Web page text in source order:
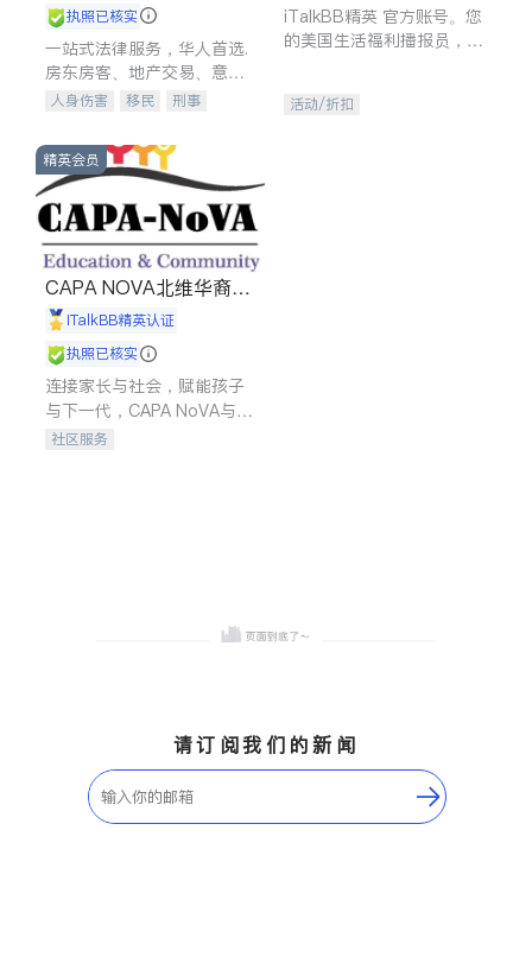
执照已核实
一站式法律服务，华人首选.
房东房客、地产交易、意外
伤害、车祸重伤、商业诉
建筑合同、刑事案件全包办
人身伤害 移民
刑事
信托/遗嘱
商业
索赔
律师-其它 保释
iTalkBB精英 官方账号。您
的美国生活福利播报员，精
专属福利。
活动/折扣
精英会员
CAPA NOVA北维华裔家
长会iTalkBB精英认证
执照已核实
连接家长与社会，赋能孩子
与下一代，CAPA NoVA与您
携手建设包容、公平、充满
社区服务
请订阅我们的新闻